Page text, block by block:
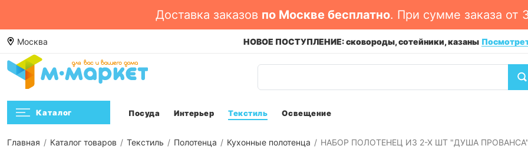
Доставка заказов по Москве бесплатно. При сумме заказа от
Москва
Смотреть -> НОВОЕ ПОСТУПЛЕНИЕ: сковороды, сотейники, казаны
Каталог Посуда Интерьер Текстиль Освещение
Главная Каталог товаров Текстиль Полотенца Кухонные полотенца НАБОР ПОЛОТЕНЕЦ ИЗ 2-Х ШТ "ДУША